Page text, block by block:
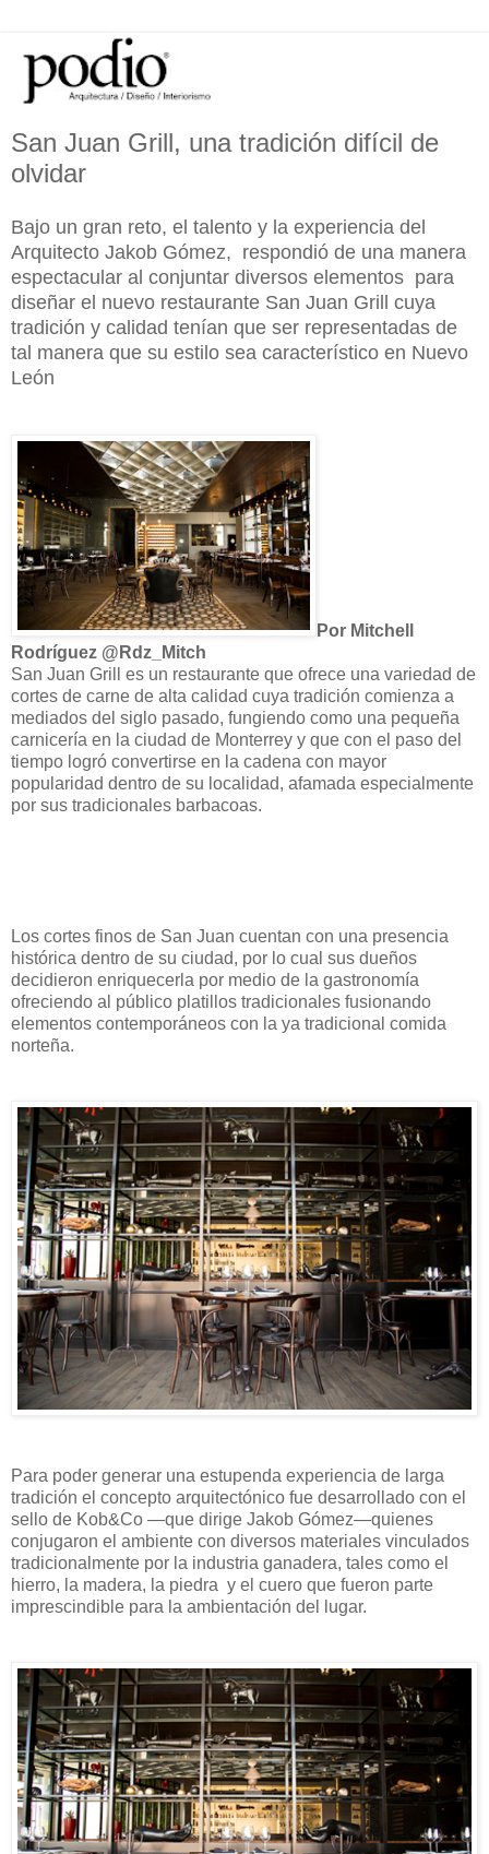
San Juan Grill, una tradición difícil de
olvidar
Bajo un gran reto, el talento y la experiencia del
Arquitecto Jakob Gómez, respondió de una manera
espectacular al conjuntar diversos elementos para
diseñar el nuevo restaurante San Juan Grill cuya
tradición y calidad tenían que ser representadas de
tal manera que su estilo sea característico en Nuevo
León
Por Mitchell
Rodríguez @Rdz_Mitch
San Juan Grill es un restaurante que ofrece una variedad de
cortes de carne de alta calidad cuya tradición comienza a
mediados del siglo pasado, fungiendo como una pequeña
carnicería en la ciudad de Monterrey y que con el paso del
tiempo logró convertirse en la cadena con mayor
popularidad dentro de su localidad, afamada especialmente
por sus tradicionales barbacoas.
Los cortes finos de San Juan cuentan con una presencia
histórica dentro de su ciudad, por lo cual sus dueños
decidieron enriquecerla por medio de la gastronomía
ofreciendo al público platillos tradicionales fusionando
elementos contemporáneos con la ya tradicional comida
norteña.
Para poder generar una estupenda experiencia de larga
tradición el concepto arquitectónico fue desarrollado con el
sello de Kob&Co —que dirige Jakob Gómez—quienes
conjugaron el ambiente con diversos materiales vinculados
tradicionalmente por la industria ganadera, tales como el
hierro, la madera, la piedra y el cuero que fueron parte
imprescindible para la ambientación del lugar.